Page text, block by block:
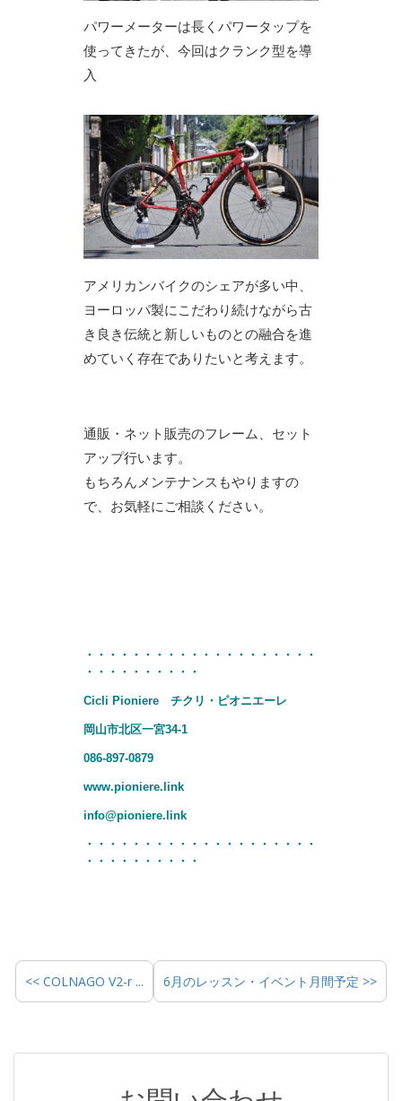
パワーメーターは長くパワータップを
使ってきたが、今回はクランク型を導
入
アメリカンバイクのシェアが多い中、
ヨーロッパ製にこだわり続けながら古
き良き伝統と新しいものとの融合を進
めていく存在でありたいと考えます。
通販・ネット販売のフレーム、セット
アップ行います。
もちろんメンテナンスもやりますの
で、お気軽にご相談ください。
・・・・・・・・・・・・・・・・・・・・
・・・・・・・・・・
Cicli Pioniere チクリ・ピオニエーレ
岡山市北区一宮34-1
086-897-0879
www.pioniere.link
info@pioniere.link
・・・・・・・・・・・・・・・・・・・・
・・・・・・・・・・
<< COLNAGO V2-r ... 6月のレッスン・イベント月間予定 >>